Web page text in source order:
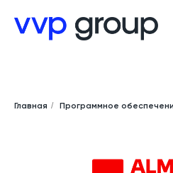
Главная / Программное